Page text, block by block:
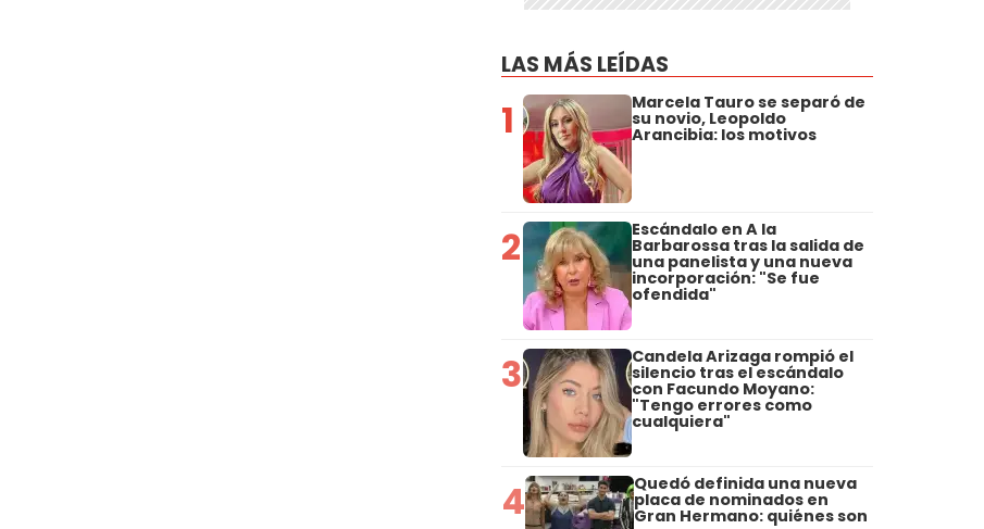
LAS MÁS LEÍDAS
1 Marcela Tauro se separó de
su novio, Leopoldo
Arancibia: los motivos
2 Escándalo en A la
Barbarossa tras la salida de
una panelista y una nueva
incorporación: "Se fue
ofendida"
3 Candela Arizaga rompió el
silencio tras el escándalo
con Facundo Moyano:
"Tengo errores como
cualquiera"
4 Quedó definida una nueva
placa de nominados en
Gran Hermano: quiénes son